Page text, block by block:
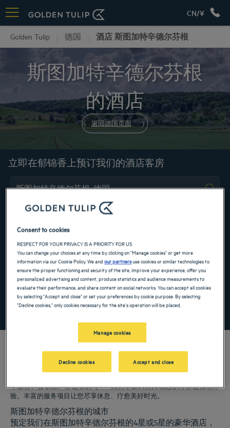
CN/¥
Golden Tulip 德国 酒店 斯图加特辛德尔芬根
斯图加特辛德尔芬根
的酒店
返回德国页面
立即在郁锦香上预订我们的酒店客房
寻找酒店
添加特惠代码
车服务、会议室、舒适客房等——我们尽最大努力让您获得舒适住宿体
验。丰富的服务项目让您尽享休息、疗愈美好时光。
斯图加特辛德尔芬根的城市
预定我们在斯图加特辛德尔芬根的4星或5星的豪华酒店，
Consent to cookies
RESPECT FOR YOUR PRIVACY IS A PRIORITY FOR US
You can change your choices at any time by clicking on "Manage cookies" or get more
information via our Cookie Policy. We andour partnersuse cookies or similar technologies to
ensure the proper functioning and security of the site, improve your experience, offer you
personalized advertising and content, produce statistics and audience measurements to
evaluate their performance, and share content on social networks. You can accept all cookies
by selecting "Accept and close" or set your preferences by cookie purpose. By selecting
"Decline cookies," only cookies necessary for the site's operation will be placed.
Manage cookies
Decline cookies Accept and close